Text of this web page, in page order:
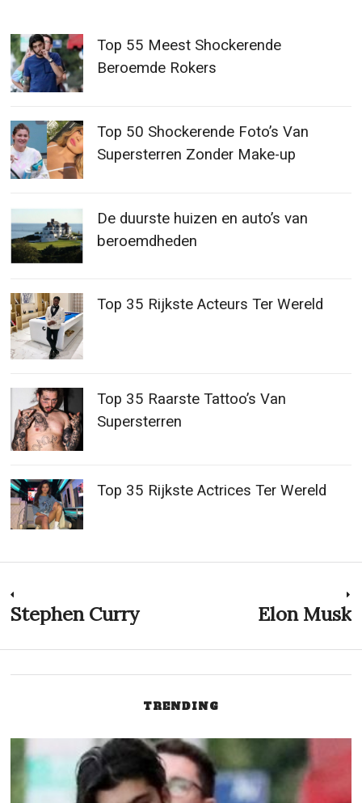
Top 55 Meest Shockerende
Beroemde Rokers
Top 50 Shockerende Foto’s Van
Supersterren Zonder Make-up
De duurste huizen en auto’s van
beroemdheden
Top 35 Rijkste Acteurs Ter Wereld
Top 35 Raarste Tattoo’s Van
Supersterren
Top 35 Rijkste Actrices Ter Wereld
Post
navigation
Previous
Stephen Curry Elon Musk
TRENDING